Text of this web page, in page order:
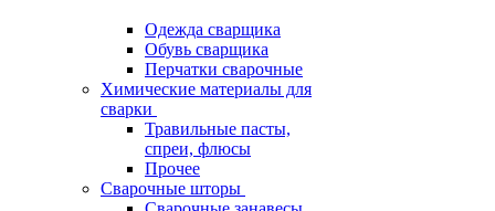
Одежда сварщика
Обувь сварщика
Перчатки сварочные
Химические материалы для
сварки
Травильные пасты,
спреи, флюсы
Прочее
Сварочные шторы